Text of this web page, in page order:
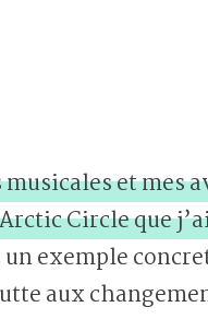
et mes
Circle que
exemple
aux